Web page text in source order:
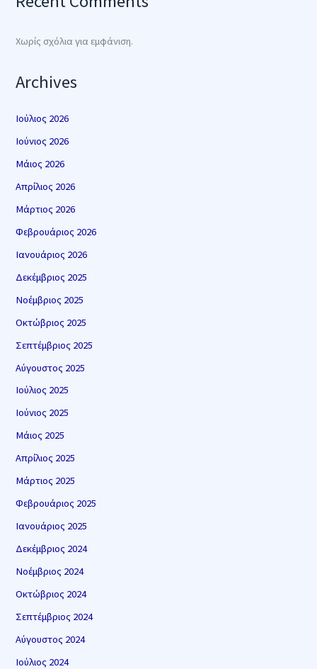
Χωρίς σχόλια για εμφάνιση.
Archives
Ιούλιος 2026
Ιούνιος 2026
Μάιος 2026
Απρίλιος 2026
Μάρτιος 2026
Φεβρουάριος 2026
Ιανουάριος 2026
Δεκέμβριος 2025
Νοέμβριος 2025
Οκτώβριος 2025
Σεπτέμβριος 2025
Αύγουστος 2025
Ιούλιος 2025
Ιούνιος 2025
Μάιος 2025
Απρίλιος 2025
Μάρτιος 2025
Φεβρουάριος 2025
Ιανουάριος 2025
Δεκέμβριος 2024
Νοέμβριος 2024
Οκτώβριος 2024
Σεπτέμβριος 2024
Αύγουστος 2024
Ιούλιος 2024